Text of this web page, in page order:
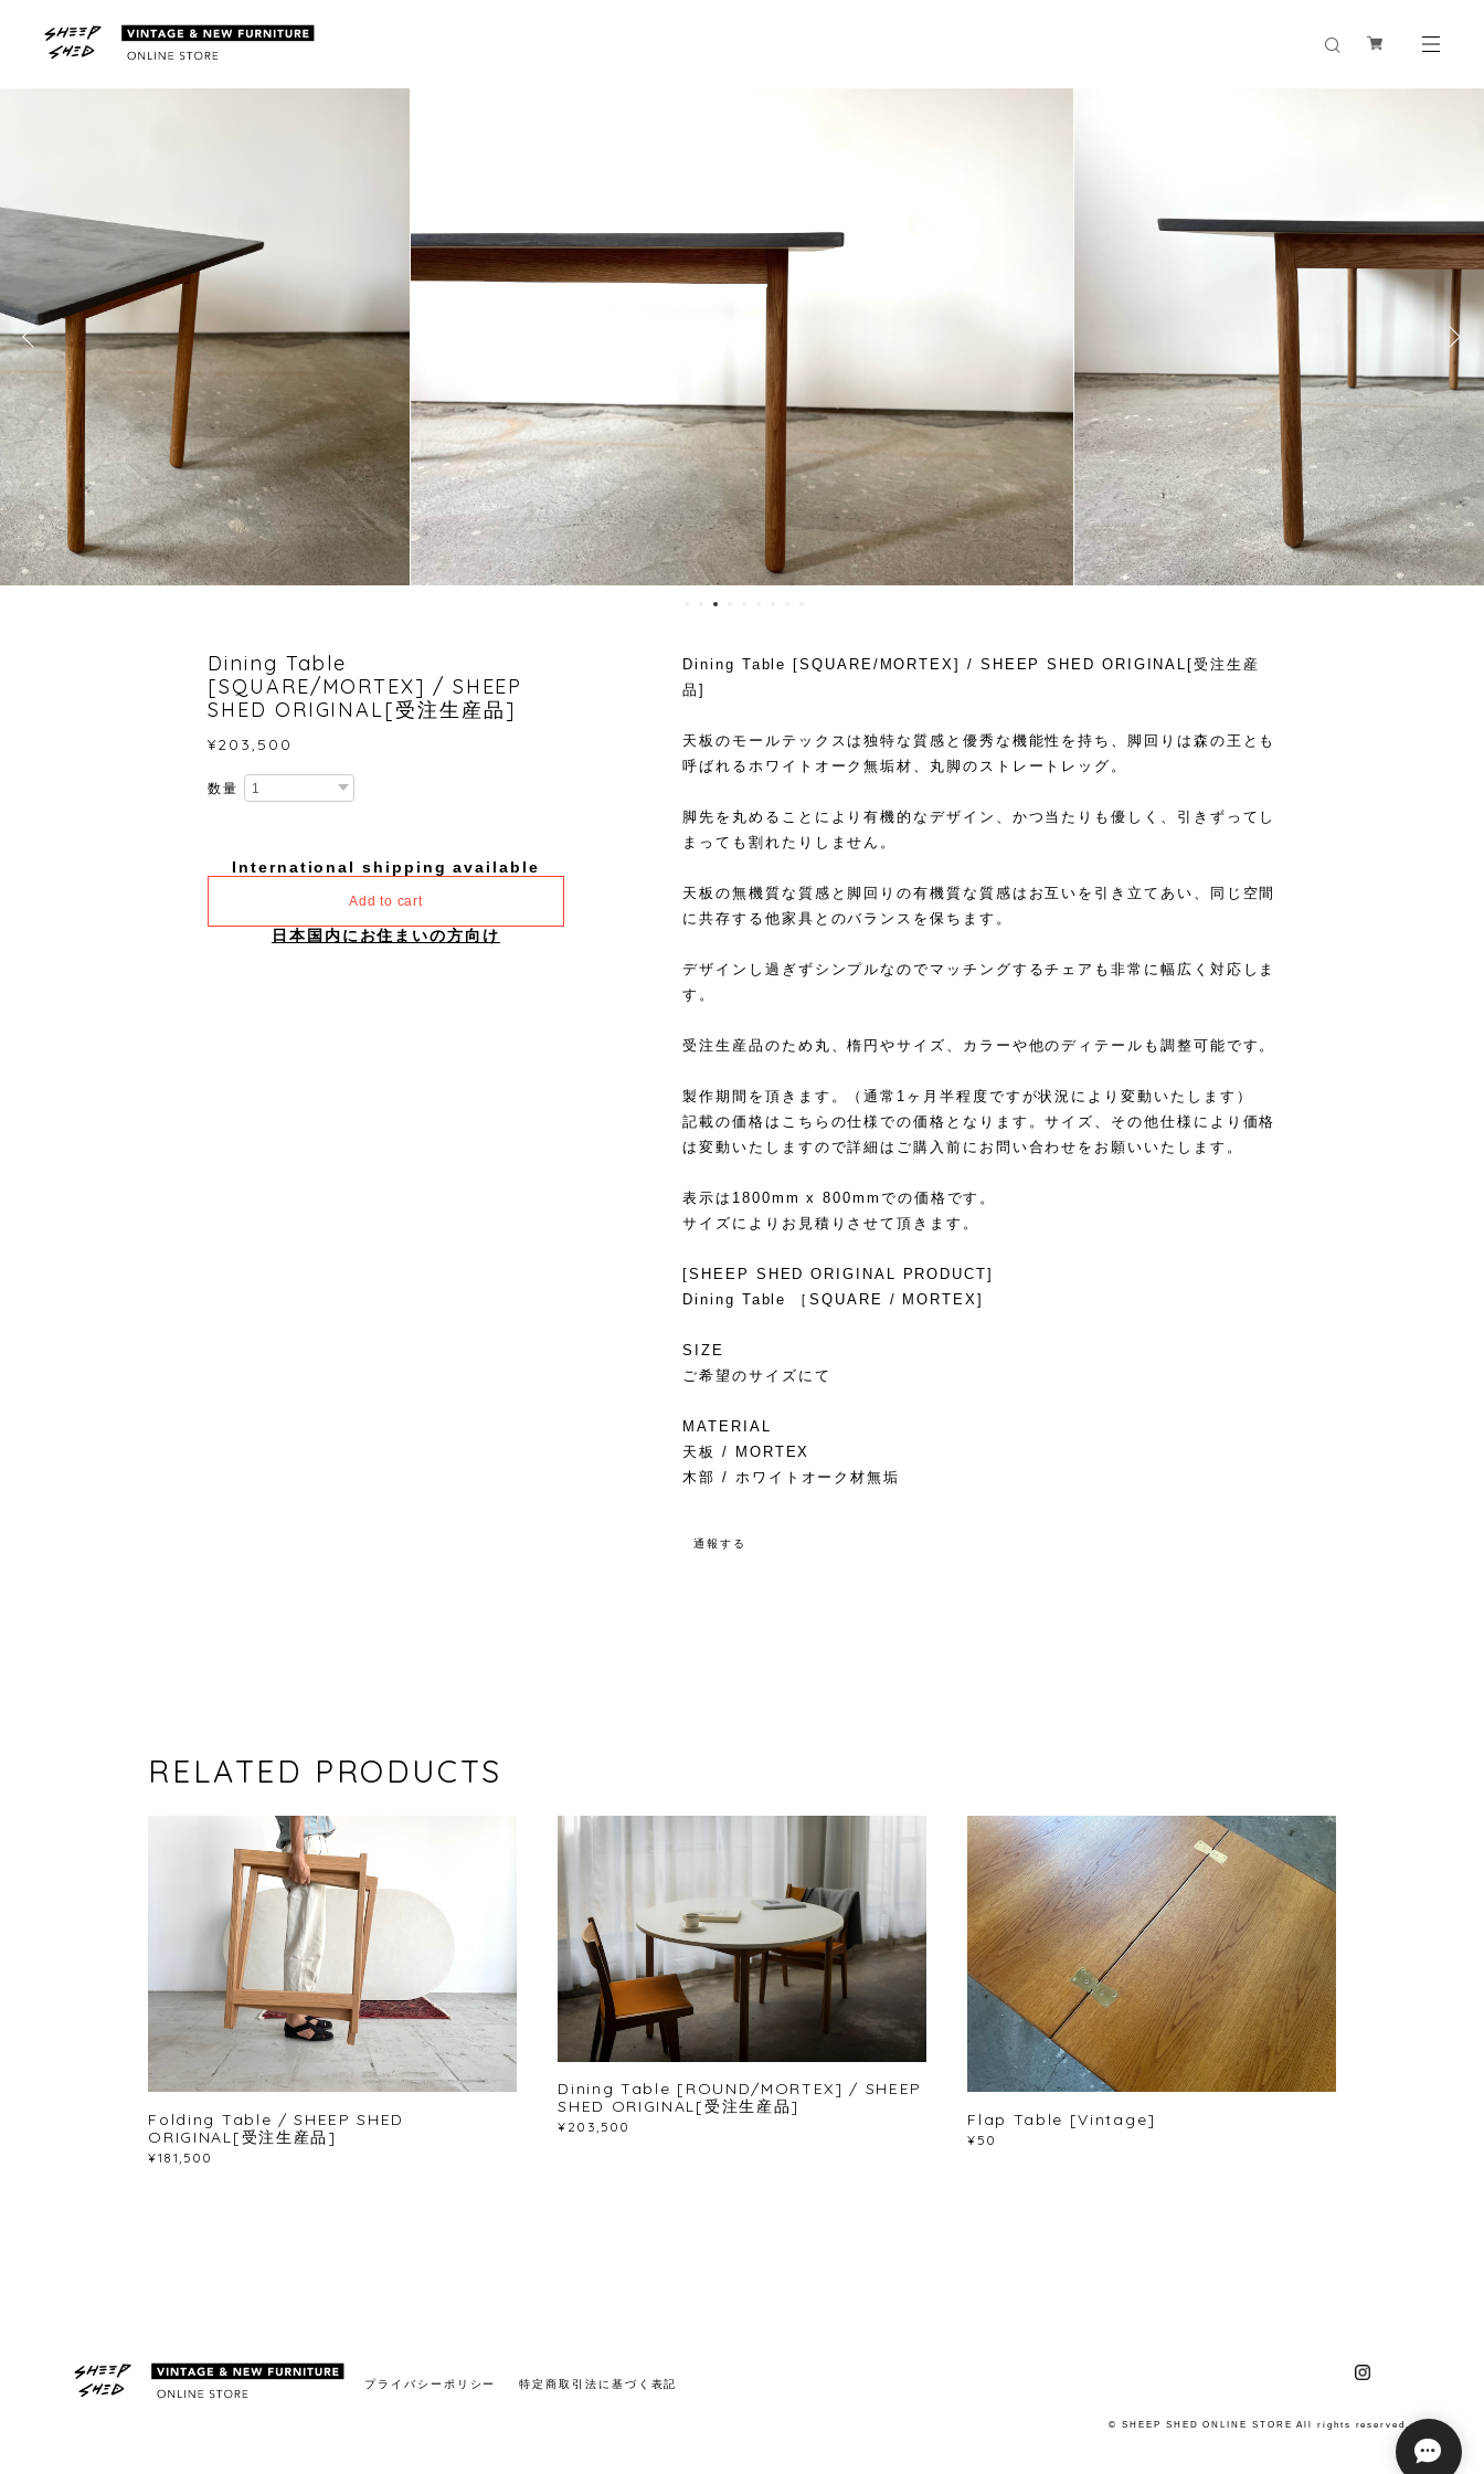
Dining Table
[SQUARE/MORTEX] / SHEEP
SHED ORIGINAL[受注生産品]
¥203,500
数量
International shipping available
Add to cart
日本国内にお住まいの方向け
Dining Table [SQUARE/MORTEX] / SHEEP SHED ORIGINAL[受注生産
品]
天板のモールテックスは独特な質感と優秀な機能性を持ち、脚回りは森の王とも
呼ばれるホワイトオーク無垢材、丸脚のストレートレッグ。
脚先を丸めることにより有機的なデザイン、かつ当たりも優しく、引きずってし
まっても割れたりしません。
天板の無機質な質感と脚回りの有機質な質感はお互いを引き立てあい、同じ空間
に共存する他家具とのバランスを保ちます。
デザインし過ぎずシンプルなのでマッチングするチェアも非常に幅広く対応しま
す。
受注生産品のため丸、楕円やサイズ、カラーや他のディテールも調整可能です。
製作期間を頂きます。（通常1ヶ月半程度ですが状況により変動いたします）
記載の価格はこちらの仕様での価格となります。サイズ、その他仕様により価格
は変動いたしますので詳細はご購入前にお問い合わせをお願いいたします。
表示は1800mm x 800mmでの価格です。
サイズによりお見積りさせて頂きます。
[SHEEP SHED ORIGINAL PRODUCT]
Dining Table ［SQUARE / MORTEX]
SIZE
ご希望のサイズにて
MATERIAL
天板 / MORTEX
木部 / ホワイトオーク材無垢
通報する
RELATED PRODUCTS
Folding Table / SHEEP SHED
ORIGINAL[受注生産品]
¥181,500
Dining Table [ROUND/MORTEX] / SHEEP
SHED ORIGINAL[受注生産品]
¥203,500 Flap Table [Vintage]
¥50
プライバシーポリシー 特定商取引法に基づく表記
© SHEEP SHED ONLINE STORE All rights reserved.